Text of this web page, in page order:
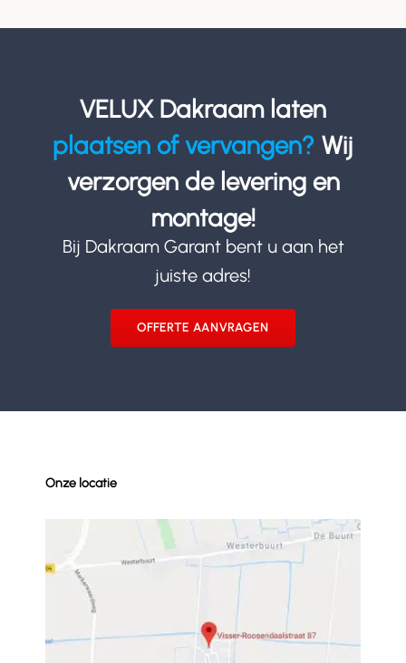
VELUX Dakraam laten
plaatsen of vervangen? Wij
verzorgen de levering en
montage!
Bij Dakraam Garant bent u aan het
juiste adres!
OFFERTE AANVRAGEN
Onze locatie